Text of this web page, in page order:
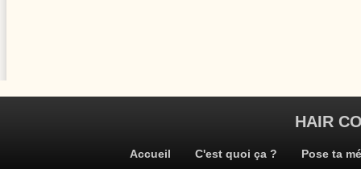
HAIR
Accueil C'est quoi ça ? Pose ta